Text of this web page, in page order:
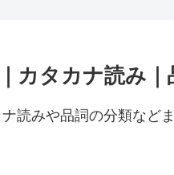
カタカナ読み｜
読みや品詞の分類などま